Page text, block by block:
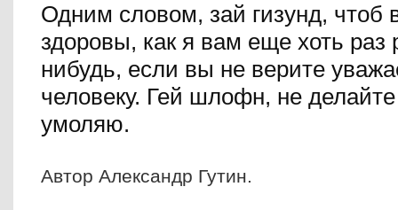
Одним словом, зай гизунд, чтоб
здоровы, как я вам еще хоть раз
нибудь, если вы не верите
человеку. Гей шлофн, не
умоляю.
Автор Александр Гутин.